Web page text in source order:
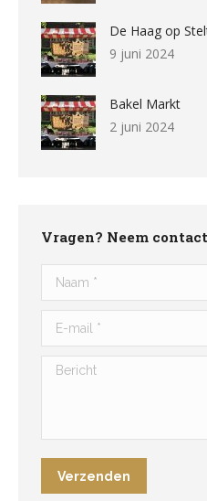
De Haag op
9 juni 2024
Bakel Markt
2 juni 2024
Vragen? Neem
Bericht
Verzenden